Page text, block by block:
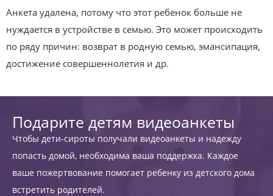
Анкета удалена, потому что этот ребенок больше не
нуждается в устройстве в семью. Это может происходить
по ряду причин: возврат в родную семью, эмансипация,
достижение совершеннолетия и др.
Подарите детям видеоанкеты
Чтобы дети-сироты получали видеоанкеты и надежду
попасть домой, необходима ваша поддержка. Каждое
ваше пожертвование помогает ребенку из детского дома
встретить родителей.